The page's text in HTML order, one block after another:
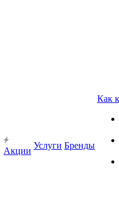
Акции
Услуги Бренды
Как